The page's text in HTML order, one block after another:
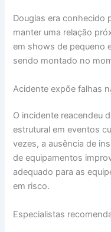
Douglas era conhecido
manter uma relação
em shows de pequeno
sendo montado no
Acidente expõe falhas
O incidente reacendeu
estrutural em eventos
vezes, a ausência de
de equipamentos
adequado para as
em risco.
Especialistas